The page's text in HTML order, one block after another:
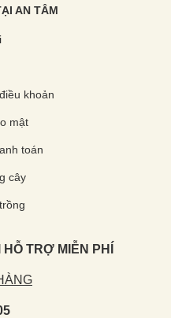
AN TÂM
khoản
mật
toán
cây
TRỢ MIỄN PHÍ